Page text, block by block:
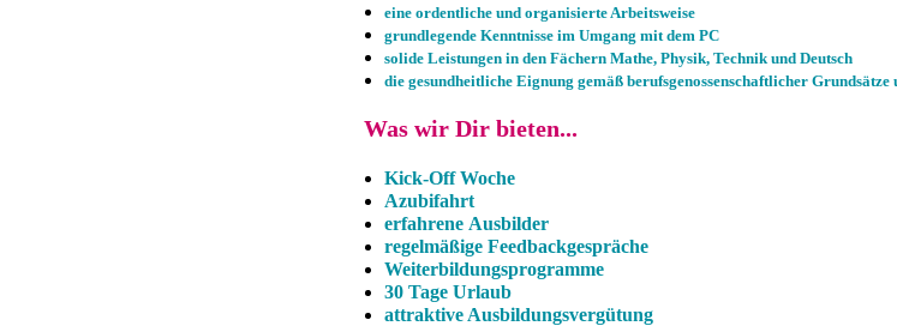
eine ordentliche und organisierte Arbeitsweise
grundlegende Kenntnisse im Umgang mit dem PC
solide Leistungen in den Fächern Mathe, Physik, Technik und Deutsch
die gesundheitliche Eignung gemäß berufsgenossenschaftlicher Grundsätze
Was wir Dir bieten...
Kick-Off Woche
Azubifahrt
erfahrene Ausbilder
regelmäßige Feedbackgespräche
Weiterbildungsprogramme
30 Tage Urlaub
attraktive Ausbildungsvergütung